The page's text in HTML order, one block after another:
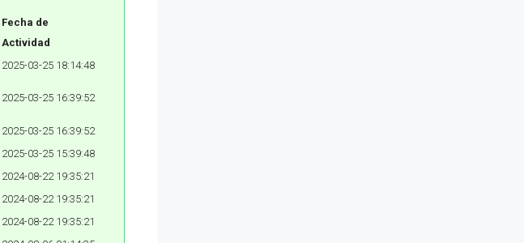
Fecha de
Actividad
2025-03-25 18:14:48
2025-03-25 16:39:52
2025-03-25 16:39:52
2025-03-25 15:39:48
2024-08-22 19:35:21
2024-08-22 19:35:21
2024-08-22 19:35:21